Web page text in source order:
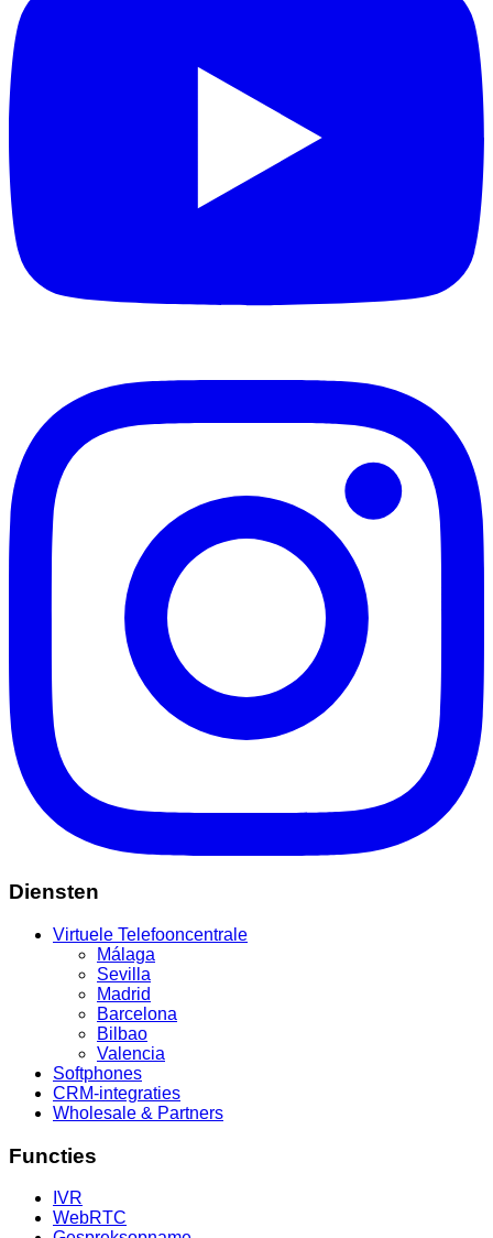
Diensten
Virtuele Telefooncentrale
Málaga
Sevilla
Madrid
Barcelona
Bilbao
Valencia
Softphones
CRM-integraties
Wholesale & Partners
Functies
IVR
WebRTC